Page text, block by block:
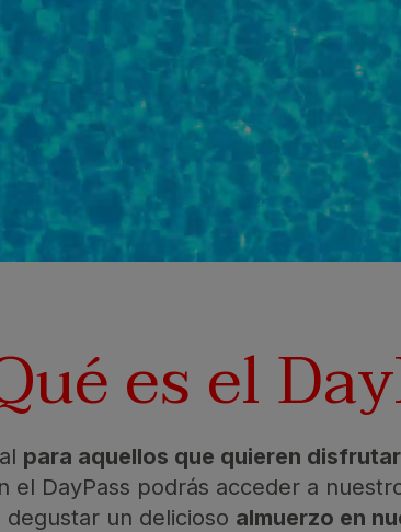
es el
para aquellos que quieren
el DayPass podrás acceder a
degustar un delicioso almuerzo en